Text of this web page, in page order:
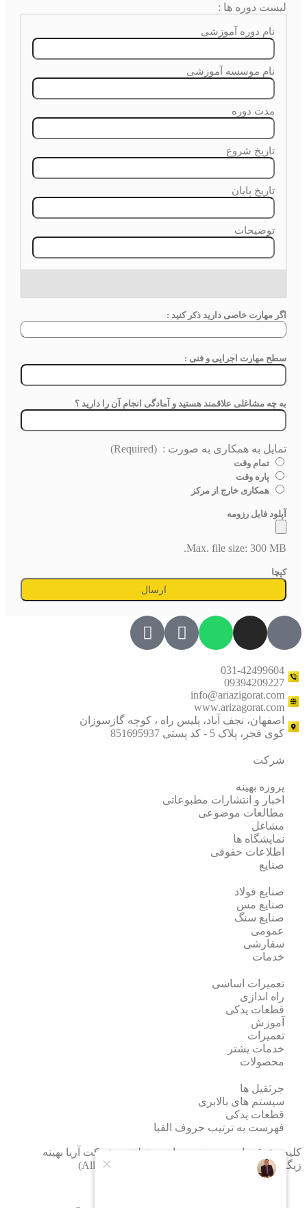
لیست دوره ها :
اگر مهارت خاصی دارید ذکر کنید :
سطح مهارت اجرایی و فنی :
به چه مشاغلی علاقمند هستید و آمادگی انجام آن را دارید ؟
تمایل به همکاری به صورت : (Required)
تمام وقت
پاره وقت
همکاری خارج از مرکز
آپلود فایل رزومه
Max. file size: 300 MB.
کپچا
031-42499604
09394209227
info@ariazigorat.com
www.arizagorat.com
اصفهان، نجف آباد، پلیس راه ، کوچه گازسوزان
کوی فجر، پلاک 5 - کد پستی 851695937
شرکت
پروزه بهینه
اخبار و انتشارات مطبوعاتی
مطالعات موضوعی
مشاغل
نمایشگاه ها
اطلاعات حقوقی
صنایع
صنایع فولاد
صنایع مس
صنایع سنگ
عمومی
سفارشی
خدمات
تعمیرات اساسی
راه اندازی
قطعات یدکی
آموزش
تعمیرات
خدمات یشتر
محصولات
جرثقیل ها
سیستم های بالابری
قطعات یدکی
فهرست به ترتیب حروف الفبا
کلیه حقوق مادی و معنوی سایت متعلق به شرکت آریا بهینه
زیگورات می باشد. (All Right Reserved By zigorat)